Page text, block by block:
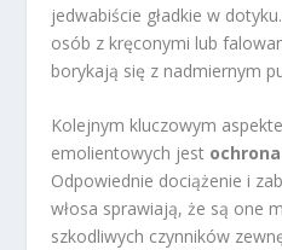
jedwabiście gładkie w
osób z kręconymi lub
borykają się z nadmiernym
Kolejnym kluczowym
emolientowych jest
Odpowiednie dociążenie i
włosa sprawiają, że są one
szkodliwych czynników